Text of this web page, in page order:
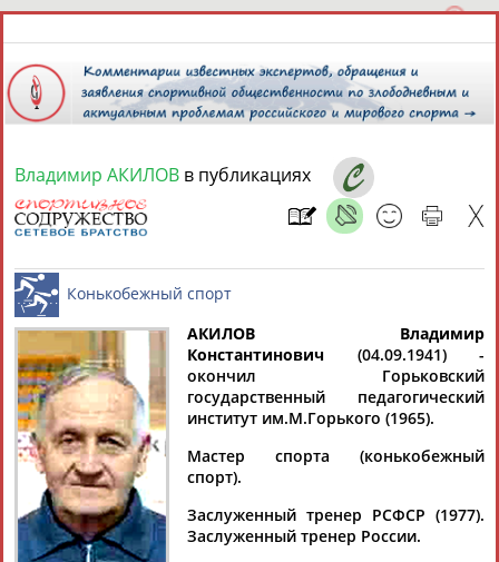
6 августа 2026 года,
СПОРТСМЕНЫ, ТРЕНЕРЫ И СПЕЦИАЛИСТЫ
1персона Расширенный поиск
Владимир
АКИЛОВ
Владимир АКИЛОВ в публикациях
Конькобежный спорт
АКИЛОВ Владимир
Константинович (04.09.1941) -
окончил Горьковский
государственный педагогический
институт им.М.Горького (1965).
Мастер спорта (конькобежный
спорт).
Заслуженный тренер РСФСР (1977).
Заслуженный тренер России.